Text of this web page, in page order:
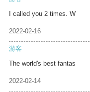
I called you 2 times. W
2022-02-16
游客
The world's best fantas
2022-02-14